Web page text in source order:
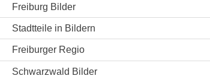
Freiburg Bilder
Stadtteile in Bildern
Freiburger Regio
Schwarzwald Bilder